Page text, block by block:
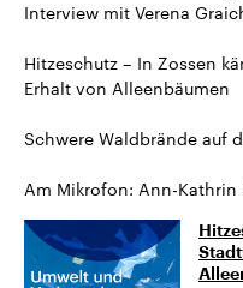
Interview mit Verena
Hitzeschutz – In Zossen
Erhalt von Alleenbäumen
Schwere Waldbrände auf
Am Mikrofon: Ann-Kathrin